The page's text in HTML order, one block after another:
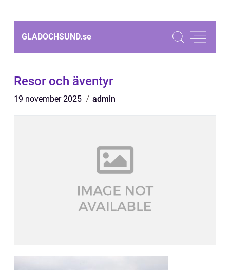
GLADOCHSUND.se
Resor och äventyr
19 november 2025 admin